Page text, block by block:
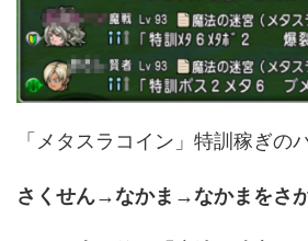
「メタスラコイン」特訓稼ぎの
さくせん→なかま→なかまをさ